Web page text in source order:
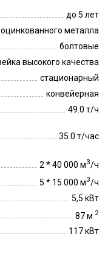
до 5 лет
оцинкованного металла
болтовые
высокого качества
стационарный
конвейерная
49.0 т/ч
35.0 т/час
2 * 40 000 м3/ч
5 * 15 000 м3/ч
5,5 кВт
87 м 2
117 кВт